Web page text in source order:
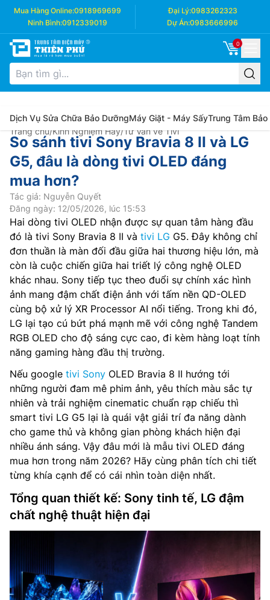
Mua Hàng Online:0918969699 Đại Lý:0983262323
Ninh Bình:0912339019 Dự Án:0983666996
0
Dịch Vụ Sửa Chữa Bảo DưỡngMáy Giặt - Máy SấyTrung Tâm Bảo
Trang chủ/Kinh Nghiệm Hay/Tư Vấn về Tivi
So sánh tivi Sony Bravia 8 II và LG
G5, đâu là dòng tivi OLED đáng
mua hơn?
Tác giả: Nguyễn Quyết
Đăng ngày: 12/05/2026, lúc 15:53
Hai dòng tivi OLED nhận được sự quan tâm hàng đầu
đó là tivi Sony Bravia 8 II và tivi LG G5. Đây không chỉ
đơn thuần là màn đối đầu giữa hai thương hiệu lớn, mà
còn là cuộc chiến giữa hai triết lý công nghệ OLED
khác nhau. Sony tiếp tục theo đuổi sự chính xác hình
ảnh mang đậm chất điện ảnh với tấm nền QD-OLED
cùng bộ xử lý XR Processor AI nổi tiếng. Trong khi đó,
LG lại tạo cú bứt phá mạnh mẽ với công nghệ Tandem
RGB OLED cho độ sáng cực cao, đi kèm hàng loạt tính
năng gaming hàng đầu thị trường.
Nếu google tivi Sony OLED Bravia 8 II hướng tới
những người đam mê phim ảnh, yêu thích màu sắc tự
nhiên và trải nghiệm cinematic chuẩn rạp chiếu thì
smart tivi LG G5 lại là quái vật giải trí đa năng dành
cho game thủ và không gian phòng khách hiện đại
nhiều ánh sáng. Vậy đâu mới là mẫu tivi OLED đáng
mua hơn trong năm 2026? Hãy cùng phân tích chi tiết
từng khía cạnh để có cái nhìn toàn diện nhất.
Tổng quan thiết kế: Sony tinh tế, LG đậm
chất nghệ thuật hiện đại